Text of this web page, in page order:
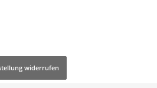
widerrufen